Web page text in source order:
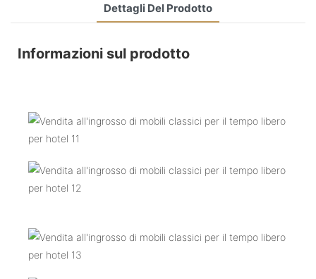
Dettagli Del Prodotto
Informazioni sul prodotto